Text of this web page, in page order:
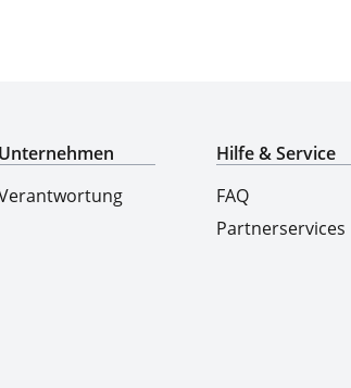
Unternehmen
Hilfe & Service
FAQ
Partnerservices